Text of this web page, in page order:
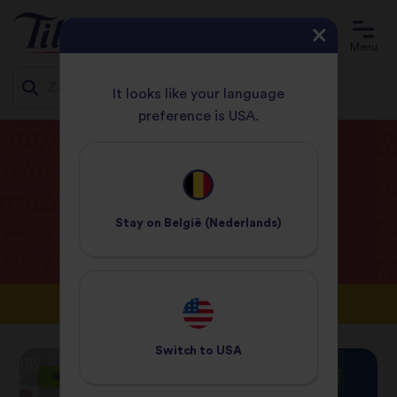
Menu
Blog van
It looks like your language
preference is USA.
Stay on België (Nederlands)
Switch to USA